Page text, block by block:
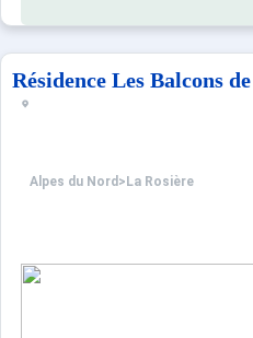
Résidence Les Balcons
Alpes du Nord > La Rosière